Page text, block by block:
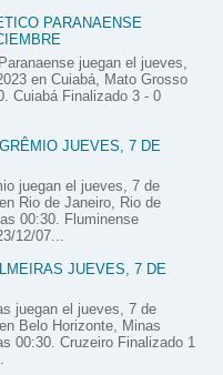
PARANAENSE
juegan el jueves,
en Cuiabá, Mato Grosso
Cuiabá Finalizado 3 - 0
JUEVES, 7 DE
juegan el jueves, 7 de
Rio de Janeiro, Rio de
00:30. Fluminense
12/07...
JUEVES, 7 DE
juegan el jueves, 7 de
Belo Horizonte, Minas
00:30. Cruzeiro Finalizado 1